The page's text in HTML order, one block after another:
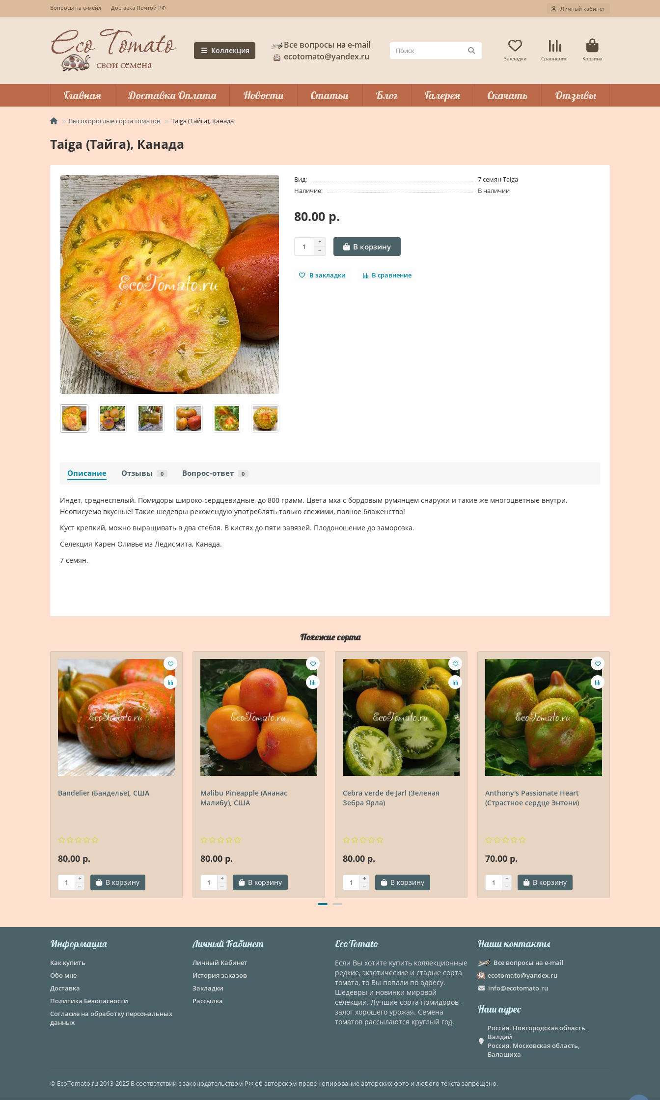
Вопросы на е-мейл Доставка Почтой РФ Личный кабинет
Коллекция
Все вопросы на e-mail
ecotomato@yandex.ru
Закладки Сравнение Корзина
Главная Доставка Оплата Новости Статьи Блог Галерея Скачать Отзывы
Высокорослые сорта томатов Taiga (Тайга), Канада
Taiga (Тайга), Канада
Вид:
7 семян Taiga
Наличие:
В наличии
80.00 р.
В корзину
В закладки В сравнение
Описание Отзывы 0 Вопрос-ответ 0
Индет, среднеспелый. Помидоры широко-сердцевидные, до 800 грамм. Цвета мха с бордовым румянцем снаружи и такие же многоцветные внутри.
Неописуемо вкусные! Такие шедевры рекомендую употреблять только свежими, полное блаженство!
Куст крепкий, можно выращивать в два стебля. В кистях до пяти завязей. Плодоношение до заморозка.
Селекция Карен Оливье из Ледисмита, Канада.
7 семян.
Похожие сорта
Bandelier (Банделье), США
80.00 р.
В корзину
Malibu Pineapple (Ананас
Малибу), США
80.00 р.
В корзину
Cebra verde de Jarl (Зеленая
Зебра Ярла)
80.00 р.
В корзину
Anthony's Passionate Heart
(Страстное сердце Энтони)
70.00 р.
В корзину
Информация
Как купить
Обо мне
Доставка
Политика Безопасности
Согласие на обработку персональных
данных
Личный Кабинет
Личный Кабинет
История заказов
Закладки
Рассылка
EcoTomato
Если Вы хотите купить коллекционные
редкие, экзотические и старые сорта
томата, то Вы попали по адресу.
Шедевры и новинки мировой
селекции. Лучшие сорта помидоров -
залог хорошего урожая. Семена
томатов рассылаются круглый год.
Наши контакты
Все вопросы на e-mail
ecotomato@yandex.ru
info@ecotomato.ru
Наш адрес
Россия. Новгородская область,
Валдай
Россия. Московская область,
Балашиха
© EcoTomato.ru 2013-2025 В соответствии с законодательством РФ об авторском праве копирование авторских фото и любого текста запрещено.